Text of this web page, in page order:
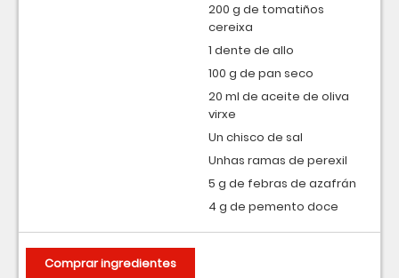
200 g de tomatiños
cereixa
1 dente de allo
100 g de pan seco
20 ml de aceite de oliva
virxe
Un chisco de sal
Unhas ramas de perexil
5 g de febras de azafrán
4 g de pemento doce
Comprar ingredientes